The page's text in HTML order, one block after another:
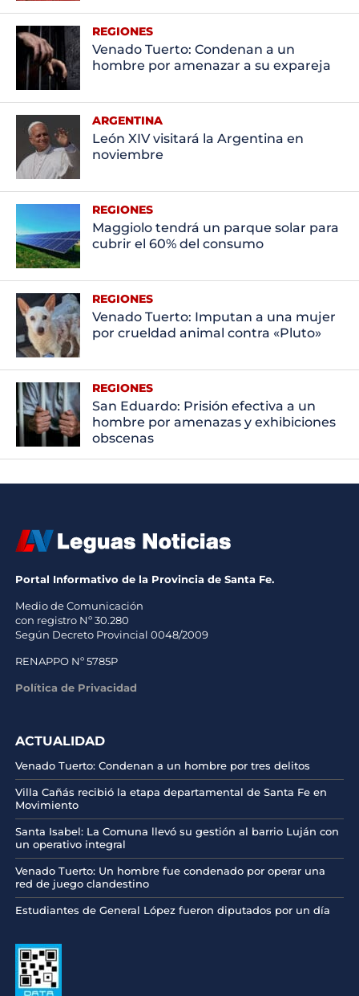
REGIONES
Venado Tuerto: Condenan a un
hombre por amenazar a su expareja
ARGENTINA
León XIV visitará la Argentina en
noviembre
REGIONES
Maggiolo tendrá un parque solar para
cubrir el 60% del consumo
REGIONES
Venado Tuerto: Imputan a una mujer
por crueldad animal contra «Pluto»
REGIONES
San Eduardo: Prisión efectiva a un
hombre por amenazas y exhibiciones
obscenas
Portal Informativo de la Provincia de Santa Fe.
Medio de Comunicación
con registro Nº 30.280
Según Decreto Provincial 0048/2009
RENAPPO Nº 5785P
Política de Privacidad
ACTUALIDAD
Venado Tuerto: Condenan a un hombre por tres delitos
Villa Cañás recibió la etapa departamental de Santa Fe en
Movimiento
Santa Isabel: La Comuna llevó su gestión al barrio Luján con
un operativo integral
Venado Tuerto: Un hombre fue condenado por operar una
red de juego clandestino
Estudiantes de General López fueron diputados por un día